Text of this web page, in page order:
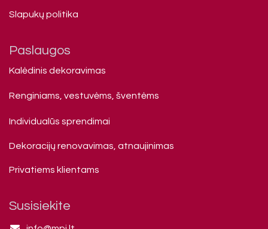
Slapukų politika
Paslaugos
Kalėdinis dekoravimas
Renginiams, vestuvėms, šventėms
Individualūs sprendimai
Dekoracijų renovavimas, atnaujinimas
Privatiems klienta​ms
Susisiekite